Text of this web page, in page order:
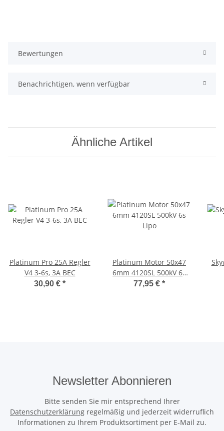
Bewertungen
Benachrichtigen, wenn verfügbar
Ähnliche Artikel
Platinum Pro 25A Regler
V4 3-6s, 3A BEC
30,90 € *
Platinum Motor 50x47
6mm 4120SL 500kV 6s
Lipo
77,95 € *
Newsletter Abonnieren
Bitte senden Sie mir entsprechend Ihrer
Datenschutzerklärung regelmäßig und jederzeit widerruflich
Informationen zu Ihrem Produktsortiment per E-Mail zu.